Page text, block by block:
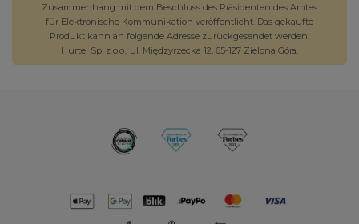
Zusammenhang mit dem Beschluss des Präsidenten des Amtes
für Elektronische Kommunikation veröffentlicht. Das gekaufte
Produkt kann an folgende Adresse zurückgesendet werden:
Hurtel Sp. z o.o., ul. Międzyrzecka 12, 65-127 Zielona Góra.